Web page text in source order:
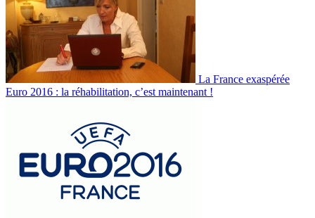
La France exaspérée
Euro 2016 : la réhabilitation, c’est maintenant !